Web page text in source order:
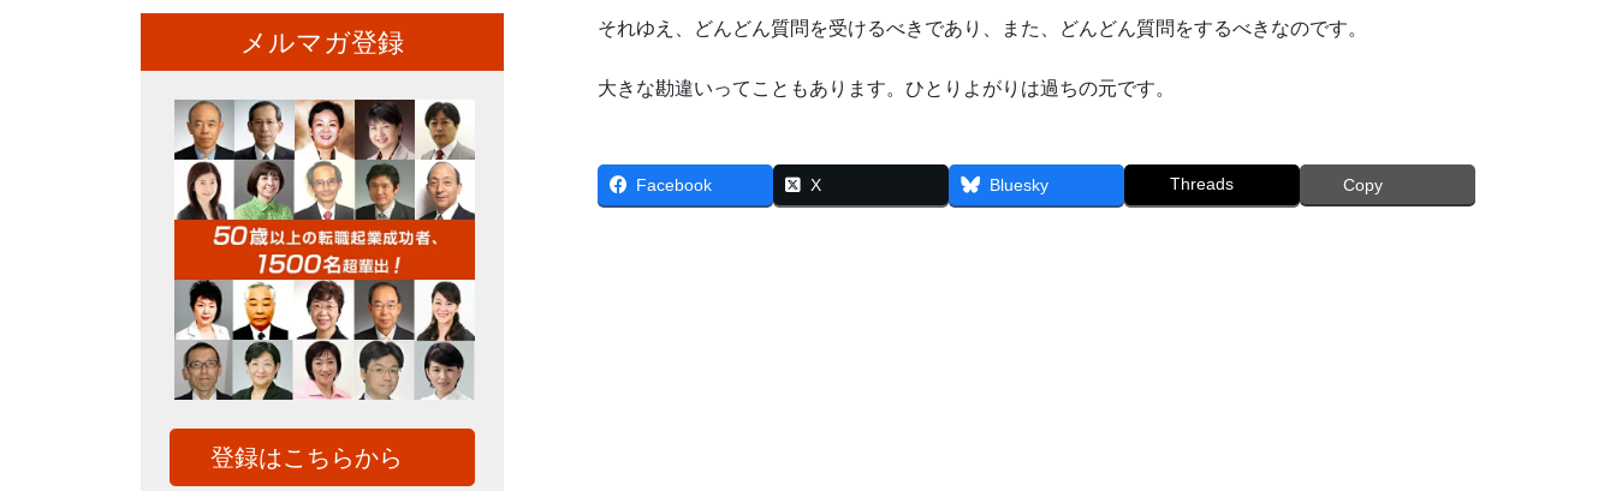
それゆえ、どんどん質問を受けるべきであり、また、どんどん質問をするべきなのです。
大きな勘違いってこともあります。ひとりよがりは過ちの元です。
Facebook X Bluesky Threads Copy
メルマガ登録
登録はこちらから